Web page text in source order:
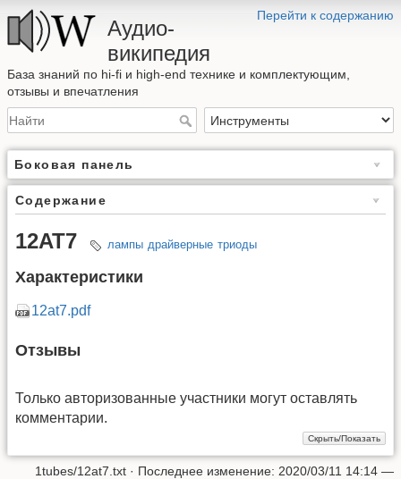
Перейти к содержанию
Аудио-
википедия
База знаний по hi-fi и high-end технике и комплектующим,
отзывы и впечатления
Боковая панель
Содержание
12AT7 лампы драйверные триоды
Характеристики
12at7.pdf
Отзывы
Только авторизованные участники могут оставлять
комментарии.
1tubes/12at7.txt · Последнее изменение: 2020/03/11 14:14 —